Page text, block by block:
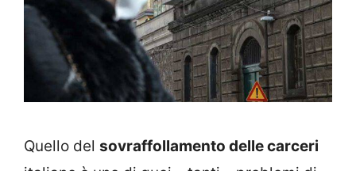
Quello del sovraffollamento delle carceri